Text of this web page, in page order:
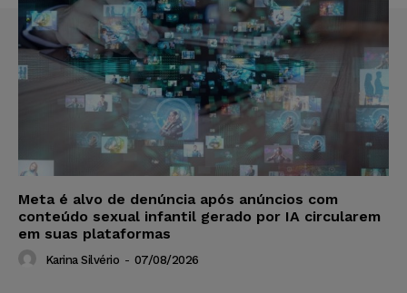
Meta é alvo de denúncia após anúncios com
conteúdo sexual infantil gerado por IA circularem
em suas plataformas
Karina Silvério - 07/08/2026